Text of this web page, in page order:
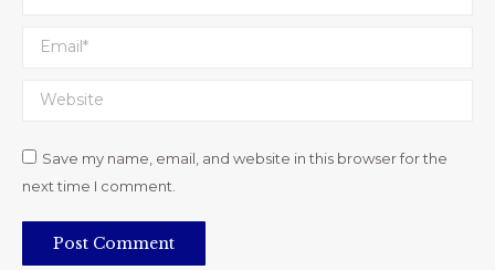
Email *
Website
Save my name, email, and website in this browser for the
next time I comment.
Post Comment